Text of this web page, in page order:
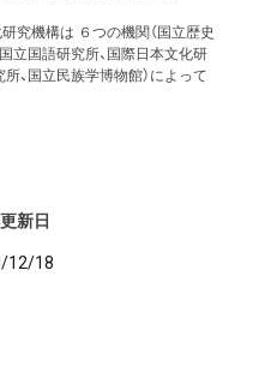
究機構は ６つの機関（国立歴史
立国語研究所、国際日本文化研
、国立民族学博物館）によって
新日
12/18